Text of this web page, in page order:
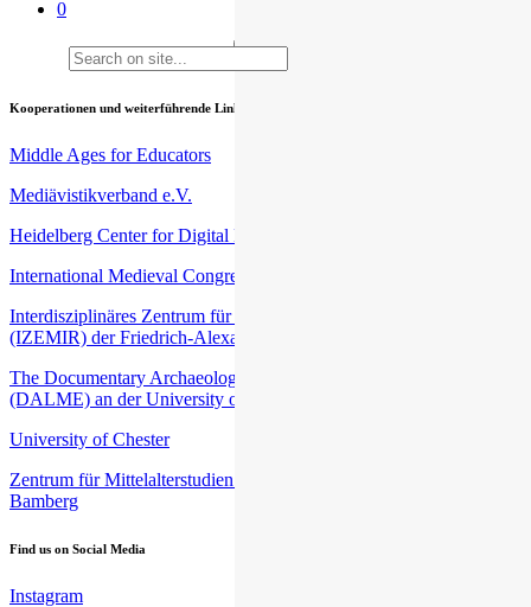
0
Kooperationen und weiterführende Links
Middle Ages for Educators
Mediävistikverband e.V.
Heidelberg Center for Digital Humanities (HCDH)
International Medieval Congress (IMC) an der University of Leeds
Interdisziplinäres Zentrum für Mittelalter- und Renaissancestudien
(IZEMIR) der Friedrich-Alexander-Universität Erlangen-Nürnberg
The Documentary Archaeology of Late Medieval Europe
(DALME) an der University of Harvard
University of Chester
Zentrum für Mittelalterstudien (ZEMAS) an der Universität
Bamberg
Find us on Social Media
Instagram